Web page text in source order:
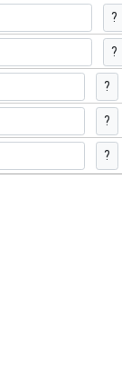
?
?
?
?
?